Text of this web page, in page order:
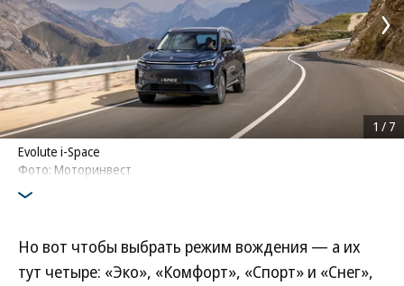
Evolute i-Space
Фото: Моторинвест
1 / 7
Но вот чтобы выбрать режим вождения — а их
тут четыре: «Эко», «Комфорт», «Спорт» и «Снег»,